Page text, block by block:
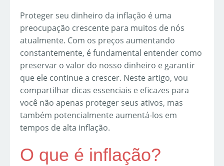
Proteger seu dinheiro da inflação é uma
preocupação crescente para muitos de nós
atualmente. Com os preços aumentando
constantemente, é fundamental entender como
preservar o valor do nosso dinheiro e garantir
que ele continue a crescer. Neste artigo, vou
compartilhar dicas essenciais e eficazes para
você não apenas proteger seus ativos, mas
também potencialmente aumentá-los em
tempos de alta inflação.
O que é inflação?